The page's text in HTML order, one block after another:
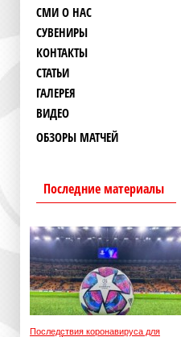
СМИ О НАС
СУВЕНИРЫ
КОНТАКТЫ
СТАТЬИ
ГАЛЕРЕЯ
ВИДЕО
ОБЗОРЫ МАТЧЕЙ
Последние материалы
Последствия коронавируса для